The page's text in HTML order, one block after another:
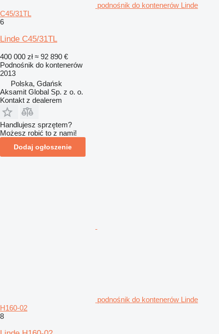
podnośnik do kontenerów Linde
C45/31TL
6
Linde C45/31TL
400 000 zł ≈ 92 890 €
Podnośnik do kontenerów
2013
Polska, Gdańsk
Aksamit Global Sp. z o. o.
Kontakt z dealerem
Handlujesz sprzętem?
Możesz robić to z nami!
Dodaj ogłoszenie
podnośnik do kontenerów Linde
H160-02
8